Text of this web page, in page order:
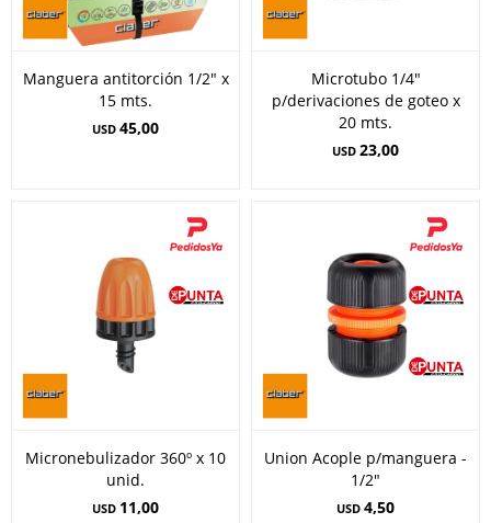
Manguera antitorción 1/2" x
15 mts.
USD 45,00
Microtubo 1/4"
p/derivaciones de goteo x
20 mts.
USD 23,00
Micronebulizador 360º x 10
unid.
USD 11,00
Union Acople p/manguera -
1/2"
USD 4,50